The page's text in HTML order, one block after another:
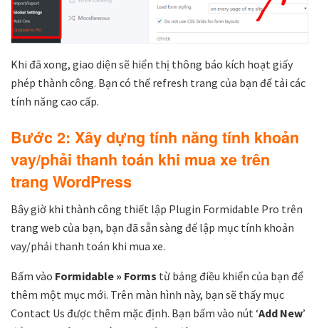
Khi đã xong, giao diện sẽ hiển thị thông báo kích hoạt giấy
phép thành công. Bạn có thể refresh trang của bạn để tải các
tính năng cao cấp.
Bước 2: Xây dựng tính năng tính khoản
vay/phải thanh toán khi mua xe trên
trang WordPress
Bây giờ khi thành công thiết lập Plugin Formidable Pro trên
trang web của bạn, bạn đã sẵn sàng để lập mục tính khoản
vay/phải thanh toán khi mua xe.
Bấm vào Formidable » Forms từ bảng điều khiển của bạn để
thêm một mục mới. Trên màn hình này, bạn sẽ thấy mục
Contact Us được thêm mặc định. Bạn bấm vào nút ‘Add New’